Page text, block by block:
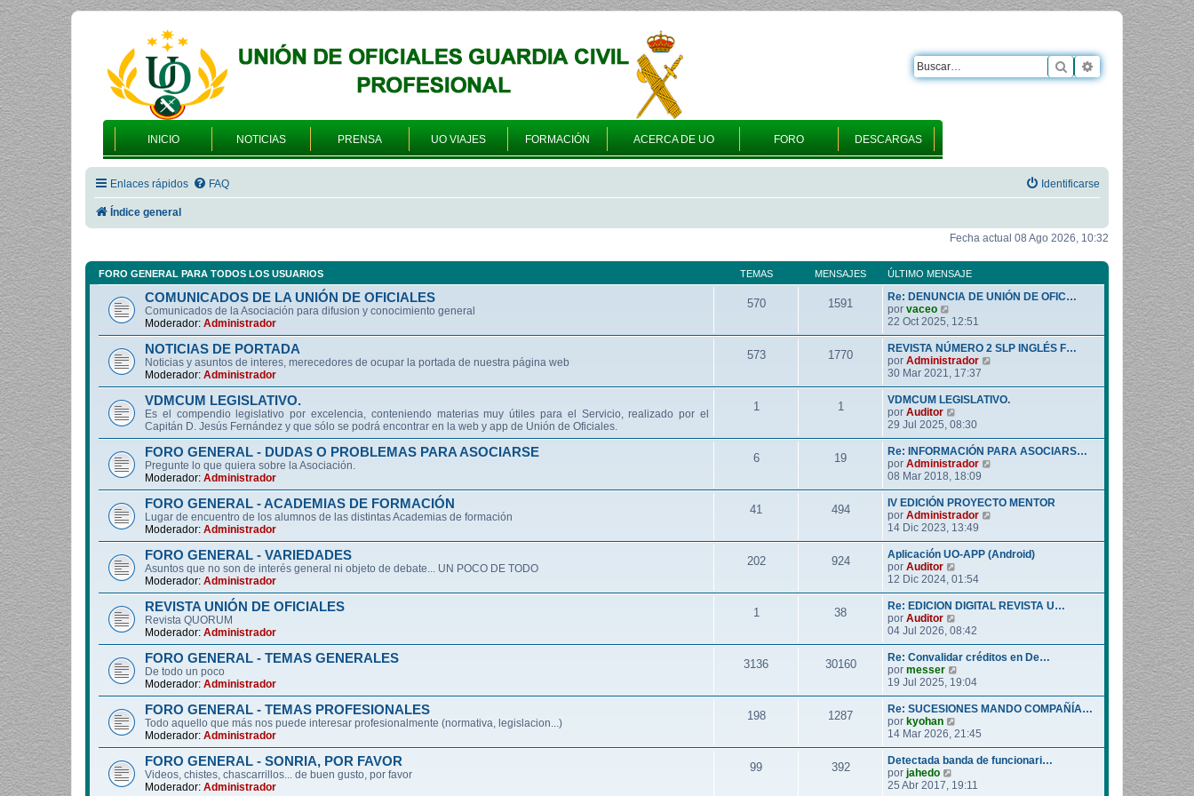
INICIO NOTICIAS PRENSA UO VIAJES FORMACIÓN ACERCA DE UO FORO DESCARGAS
Buscar Búsqueda
Enlaces rápidos FAQ Identificarse
Índice general
Fecha actual 08 Ago 2026, 10:32
FORO GENERAL PARA TODOS LOS USUARIOS TEMAS MENSAJES ÚLTIMO MENSAJE
COMUNICADOS DE LA UNIÓN DE OFICIALES
Comunicados de la Asociación para difusion y conocimiento general
Moderador: Administrador
570 1591
Re: DENUNCIA DE UNIÓN DE OFIC…
por vaceo
e
r
ú
l
m
o
m
n
s
a
j
e
22 Oct 2025, 12:51
NOTICIAS DE PORTADA
Noticias y asuntos de interes, merecedores de ocupar la portada de nuestra página web
Moderador: Administrador
573 1770
REVISTA NÚMERO 2 SLP INGLÉS F…
por Administrador
r
ú
m
n
s
e
30 Mar 2021, 17:37
VDMCUM LEGISLATIVO.
Es el compendio legislativo por excelencia, conteniendo materias muy útiles para el Servicio, realizado por el
Capitán D. Jesús Fernández y que sólo se podrá encontrar en la web y app de Unión de Oficiales.
1 1
VDMCUM LEGISLATIVO.
por Auditor
e
r
ú
l
t
m
o
m
n
s
a
j
e
29 Jul 2025, 08:30
FORO GENERAL - DUDAS O PROBLEMAS PARA ASOCIARSE
Pregunte lo que quiera sobre la Asociación.
Moderador: Administrador
6 19
Re: INFORMACIÓN PARA ASOCIARS…
por Administrador
r
ú
m
n
s
e
08 Mar 2018, 18:09
FORO GENERAL - ACADEMIAS DE FORMACIÓN
Lugar de encuentro de los alumnos de las distintas Academias de formación
Moderador: Administrador
41 494
IV EDICIÓN PROYECTO MENTOR
por Administrador
r
ú
m
n
s
e
14 Dic 2023, 13:49
FORO GENERAL - VARIEDADES
Asuntos que no son de interés general ni objeto de debate... UN POCO DE TODO
Moderador: Administrador
202 924
Aplicación UO-APP (Android)
por Auditor
e
r
ú
t
m
o
m
n
s
a
j
12 Dic 2024, 01:54
REVISTA UNIÓN DE OFICIALES
Revista QUORUM
Moderador: Administrador
1 38
Re: EDICION DIGITAL REVISTA U…
por Auditor
e
r
ú
l
t
m
m
s
a
j
04 Jul 2026, 08:42
FORO GENERAL - TEMAS GENERALES
De todo un poco
Moderador: Administrador
3136 30160
Re: Convalidar créditos en De…
por messer
e
r
ú
t
m
m
19 Jul 2025, 19:04
FORO GENERAL - TEMAS PROFESIONALES
Todo aquello que más nos puede interesar profesionalmente (normativa, legislacion...)
Moderador: Administrador
198 1287
Re: SUCESIONES MANDO COMPAÑÍA…
por kyohan
e
r
ú
t
14 Mar 2026, 21:45
FORO GENERAL - SONRIA, POR FAVOR
Videos, chistes, chascarrillos... de buen gusto, por favor
Moderador: Administrador
99 392
Detectada banda de funcionari…
por jahedo
e
25 Abr 2017, 19:11